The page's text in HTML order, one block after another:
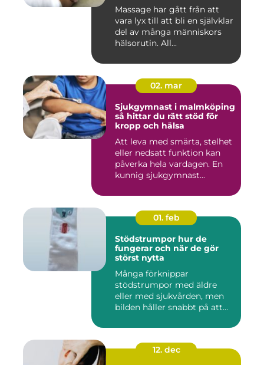
Massage har gått från att
vara lyx till att bli en självklar
del av många människors
hälsorutin. All...
02. mar
Sjukgymnast i malmköping
så hittar du rätt stöd för
kropp och hälsa
Att leva med smärta, stelhet
eller nedsatt funktion kan
påverka hela vardagen. En
kunnig sjukgymnast...
01. feb
Stödstrumpor hur de
fungerar och när de gör
störst nytta
Många förknippar
stödstrumpor med äldre
eller med sjukvården, men
bilden håller snabbt på att
12. dec